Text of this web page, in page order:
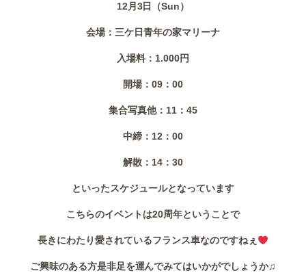
12月3日（Sun）
会場：三ケ日青年の家マリーナ
入場料：1.000円
開場：09：00
集合写真他：11：45
中締：12：00
解散：14：30
といったスケジュールとなっています
こちらのイベントは20周年ということで
長きにわたり愛されているフランス車なのですねぇ
ご興味のある方是非足を運んでみてはいかがでしょうか♫